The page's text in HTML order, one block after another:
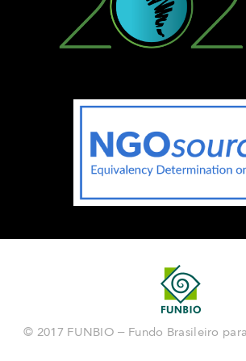
© 2017 FUNBIO – Fundo Brasileiro